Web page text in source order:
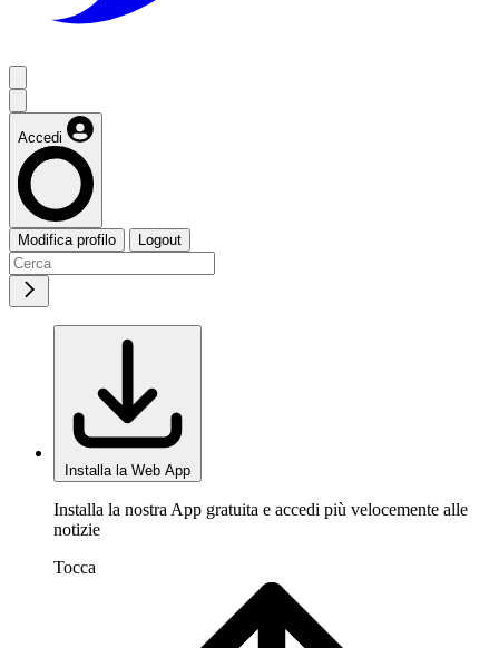
Accedi
Modifica profilo Logout
Installa la Web App
Installa la nostra App gratuita e accedi più velocemente alle
notizie
Tocca